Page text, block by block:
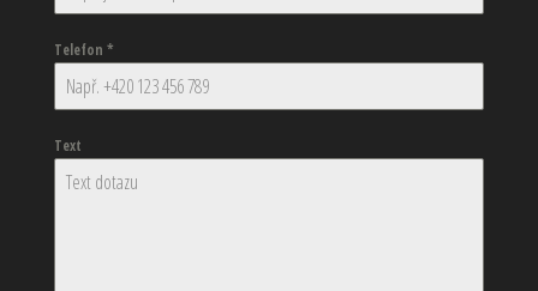
Telefon *
Text